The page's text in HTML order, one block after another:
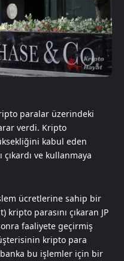
paralar üzerindeki
verdi. Kripto
kabul eden
ve kullanmaya
ücretlerine sahip bir
parasını çıkaran JP
faaliyete geçirmiş
kripto para
bu işlemler için bir